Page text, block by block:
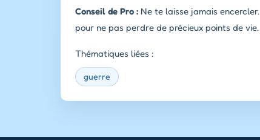
Conseil de Pro : Ne te laisse jamais
pour ne pas perdre de précieux points de vie.
Thématiques liées :
guerre